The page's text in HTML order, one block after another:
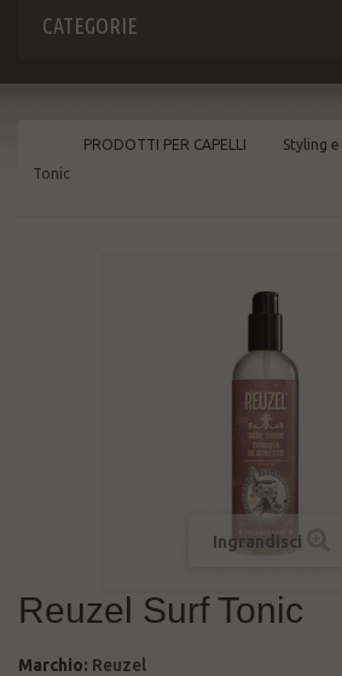
CATEGORIE
PRODOTTI PER CAPELLI Styling e
Tonic
Ingrandisci
Reuzel Surf Tonic
Marchio: Reuzel